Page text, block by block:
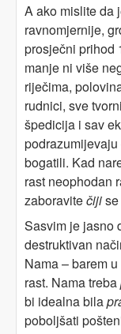
A ako mislite da
ravnomjernije,
prosječni prihod
manje ni više
riječima,
rudnici, sve
špedicija i sav
bogatili. Kad
rast neophodan
zaboravitečiji
Sasvim je jasno
destruktivan
Nama – barem
rast. Nama treba
bi idealna bila
poboljšati